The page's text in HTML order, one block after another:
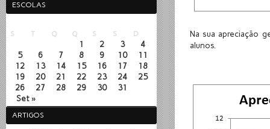
Na sua apreciação
alunos.
ESCOLAS
S
T Q Q S S D
1 2 3
4
5
6 7 8 9 10
11
12
13 14 15 16 17
18
19
20 21 22 23 24
25
26
27 28 29 30
31
Set »
ARTIGOS